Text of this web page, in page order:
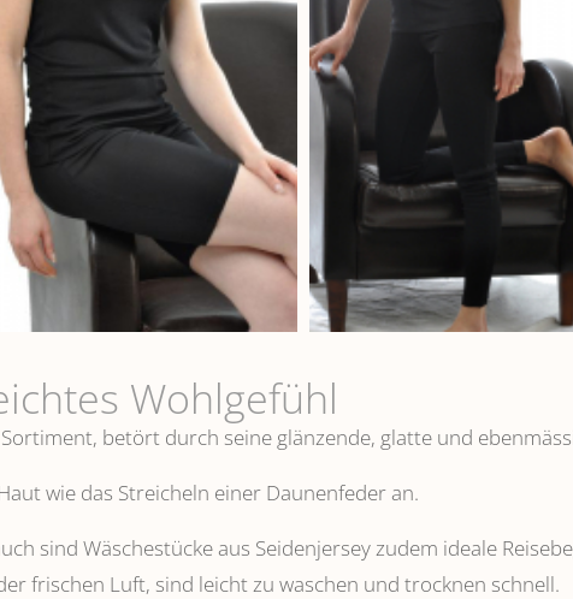
Wohlgefühl
betört durch seine glänzende, glatte und
wie das Streicheln einer Daunenfeder an.
sind Wäschestücke aus Seidenjersey zudem ideale
frischen Luft, sind leicht zu waschen und trocknen schnell.